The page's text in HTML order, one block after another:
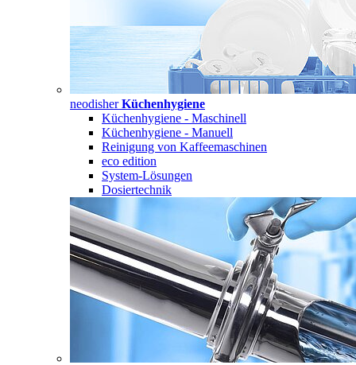
neodisherKüchenhygiene
Küchenhygiene - Maschinell
Küchenhygiene - Manuell
Reinigung von Kaffeemaschinen
eco edition
System-Lösungen
Dosiertechnik